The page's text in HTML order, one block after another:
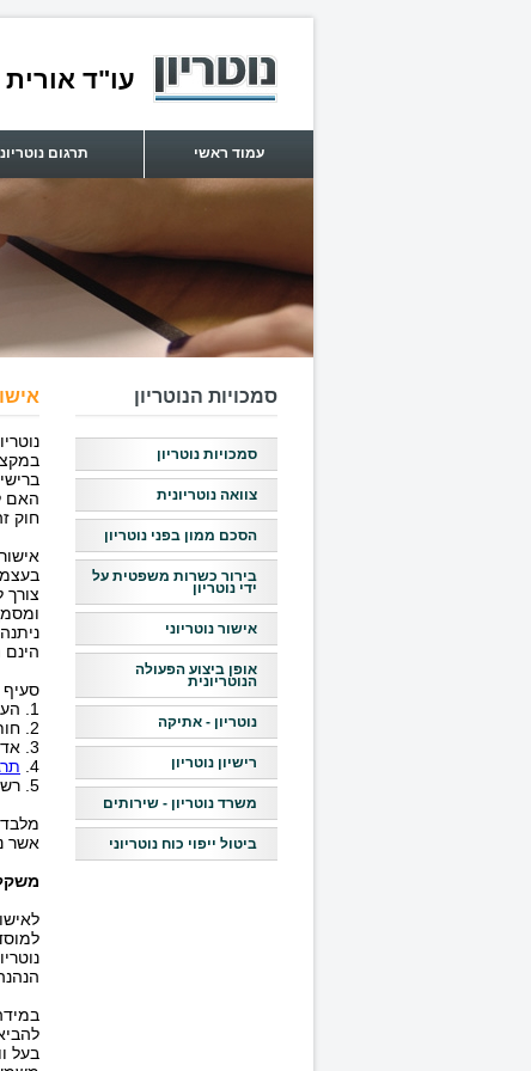
עו"ד אורית
עמוד ראשי תרגום
סמכויות הנוטריון
סמכויות נוטריון
צוואה נוטריונית
הסכם ממון בפני נוטריון
בירור כשרות משפטית על
ידי נוטריון
אישור נוטריוני
אופן ביצוע הפעולה
הנוטריונית
נוטריון - אתיקה
רישיון נוטריון
משרד נוטריון - שירותים
ביטול ייפוי כוח נוטריוני
האם
חוק
צורך
סעיף 6 לחוק הנוטריונים קובע כי נוטריון רשאי לאשר את אחד מהבאים:
1. העתק מסמך הנאמן למקור.
2. חותם בשם חברו הוסמך לכך על ידי שולחו.
3. אדם כלשהו בחיים.
4.
5. רשימת מצאי נעשתה בהתאם למלאי הקיים.
מלבד
אשר
בעל